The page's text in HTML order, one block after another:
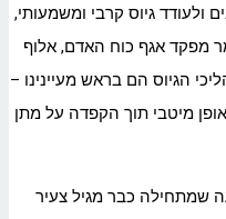
ולעודד גיוס קרבי ומשמעותי,
מפקד אגף כוח האדם, אלוף
הגיוס הם בראש מעיינינו –
מיטבי תוך הקפדה על מתן
שמתחילה כבר מגיל צעיר